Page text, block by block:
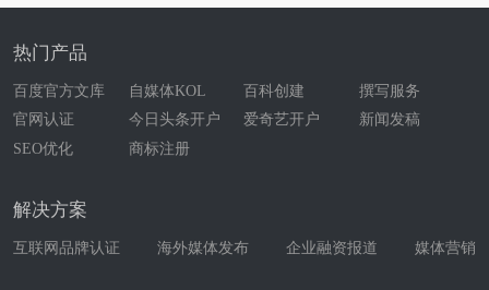
热门产品
百度官方文库 自媒体KOL 百科创建
撰写服务
官网认证
今日头条开户 爱奇艺开户
新闻发稿
SEO优化
商标注册
解决方案
互联网品牌认证 海外媒体发布 企业融资报道 媒体营销